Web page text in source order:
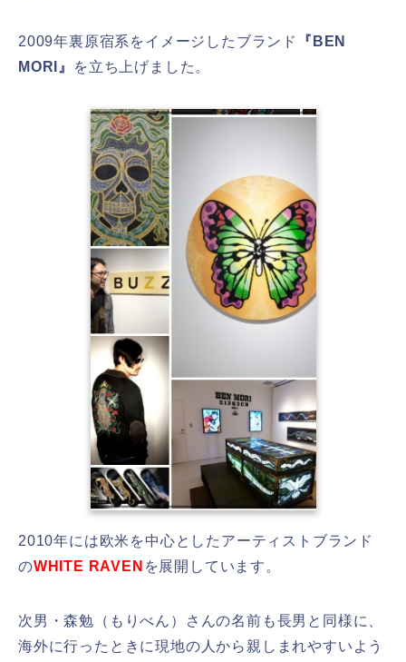
2009年裏原宿系をイメージしたブランド
『BEN
MORI』
を立ち上げました。
2010年には欧米を中心としたアーティストブランド
のWHITE RAVEN を展開しています。
次男・森勉（もりべん）さんの名前も長男と同様に、
海外に行ったときに現地の人から親しまれやすいよう